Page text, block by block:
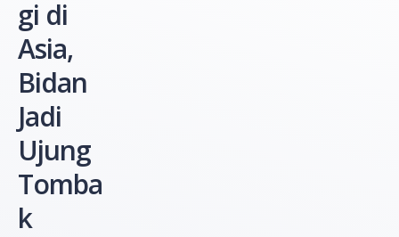
gi di
Asia,
Bidan
Jadi
Ujung
Tomba
k